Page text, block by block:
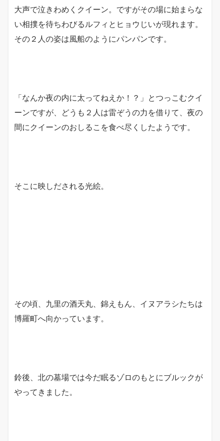
大声で泣きわめくクイーン。ですがその場に始まらな
い相撲を待ちわびるルフィとヒョウじいが現れます。
その２人の姿は風船のようにパンパンです。
「なんか夜の内に太ってねえか！？」とつっこむクイ
ーンですが、どうも２人は雷ぞうの力を借りて、夜の
間にクイーンのおしるこを食べ尽くしたようです。
そこに映しだされる光絵。
その頃、九里の酒天丸、錦えもん、イヌアラシたちは
博羅町へ向かっています。
鈴後、北の墓場では今だ眠るゾロのもとにブルックが
やってきました。